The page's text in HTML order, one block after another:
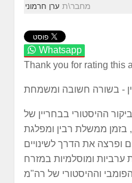
מחבר\ת ערן חרמוני
Whatsapp
Thank you for rating this
ההיסטורי בבחריין של
השר יוסי שריד בשנת 1994, בזמן ממשלת רבין ומפלגת
ופרצה את הדרך לשינויים
ערביות ומוסלמיות במזרח
הפומבי וההיסטורי של רה"מ